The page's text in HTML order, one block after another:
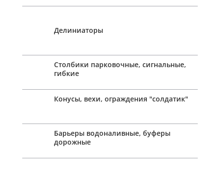
Делиниаторы
Столбики парковочные, сигнальные,
гибкие
Конусы, вехи, ограждения "солдатик"
Барьеры водоналивные, буферы
дорожные